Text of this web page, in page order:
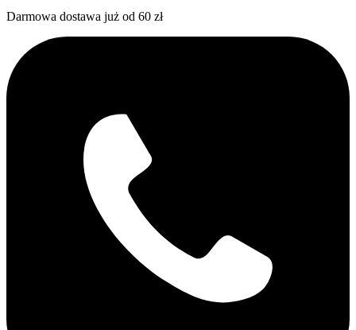
Darmowa dostawa już od 60 zł